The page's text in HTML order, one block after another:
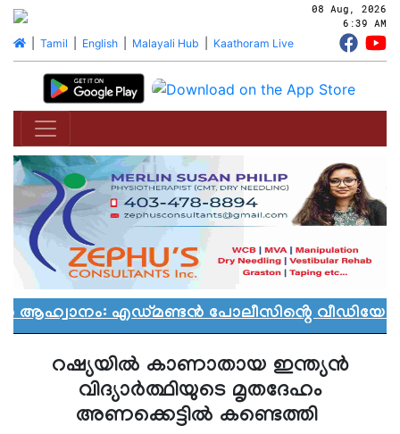
08 Aug, 2026
6:39 AM
| Tamil English| Malayali Hub Kaathoram Live
എഡ്മണ്ടൻ പോലീസിൻ്റെ വീഡിയോ
റഷ്യയില്‍ കാണാതായ ഇന്ത്യന്‍
വിദ്യാര്‍ത്ഥിയുടെ മൃതദേഹം
അണക്കെട്ടില്‍ കണ്ടെത്തി